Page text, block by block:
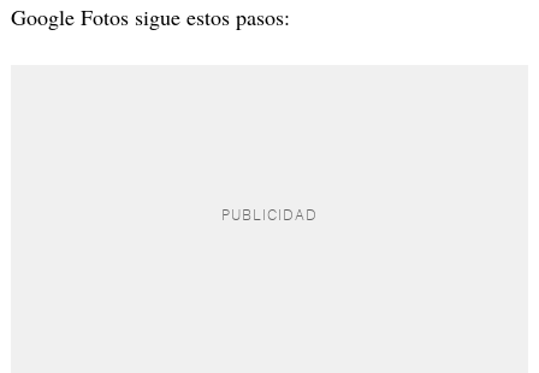
Google Fotos sigue estos pasos: